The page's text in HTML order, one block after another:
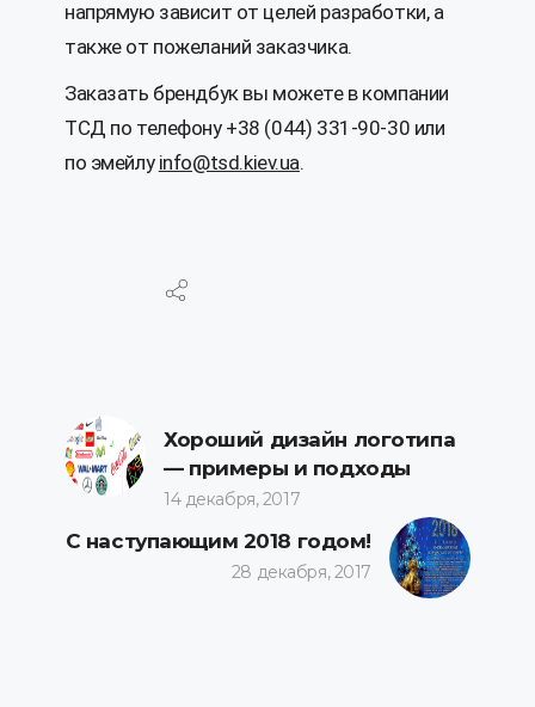
напрямую зависит от целей разработки, а
также от пожеланий заказчика.
Заказать брендбук вы можете в компании
ТСД по телефону +38 (044) 331-90-30 или
по эмейлу info@tsd.kiev.ua.
Хороший дизайн логотипа
— примеры и подходы
14 декабря, 2017
С наступающим 2018 годом!
28 декабря, 2017